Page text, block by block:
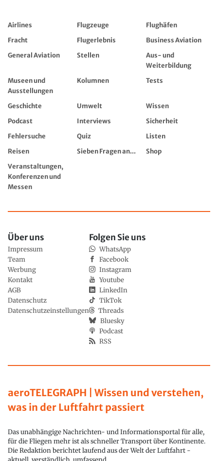
Airlines Flugzeuge
Flughäfen
Fracht
Flugerlebnis
Business Aviation
General Aviation
Stellen
Aus- und
Weiterbildung
Museen und
Ausstellungen
Kolumnen Tests
Geschichte Umwelt
Wissen
Podcast
Interviews
Sicherheit
Fehlersuche
Quiz
Listen
Reisen
Sieben Fragen an...
Shop
Veranstaltungen,
Konferenzen und
Messen
aeroTELEGRAPH | Wissen und verstehen,
was in der Luftfahrt passiert
Das unabhängige Nachrichten- und Informationsportal für alle,
für die Fliegen mehr ist als schneller Transport über Kontinente.
Die Redaktion berichtet laufend aus der Welt der Luftfahrt -
Über uns
Impressum
Team
Werbung
Kontakt
AGB
Datenschutz
Datenschutzeinstellungen
Folgen Sie uns
WhatsApp
Facebook
Instagram
Youtube
LinkedIn
TikTok
Threads
Bluesky
Podcast
RSS